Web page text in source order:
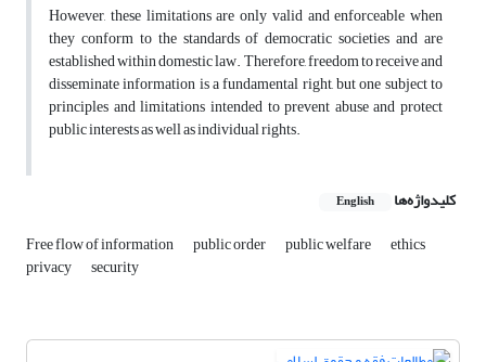
However, these limitations are only valid and enforceable when
they conform to the standards of democratic societies and are
established within domestic law. Therefore, freedom to receive and
disseminate information is a fundamental right, but one subject to
principles and limitations intended to prevent abuse and protect
public interests as well as individual rights.
کلیدواژه‌ها English
Free flow of information public order public welfare ethics
privacy security